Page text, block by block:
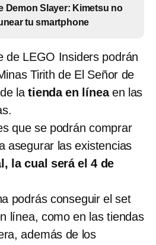
Demon Slayer: Kimetsu no
tu smartphone
de LEGO Insiders podrán
Tirith de El Señor de
de latienda en líneaen las
que se podrán comprar
asegurar las existencias
la cual será el 4 de
podrás conseguir el set
línea, como en las tiendas
además de los